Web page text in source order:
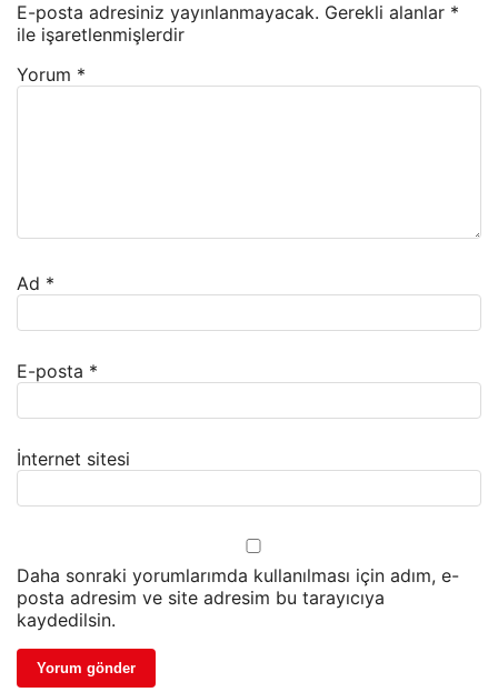
E-posta adresiniz yayınlanmayacak. Gerekli alanlar *
ile işaretlenmişlerdir
Yorum *
Ad *
E-posta *
İnternet sitesi
Daha sonraki yorumlarımda kullanılması için adım, e-
posta adresim ve site adresim bu tarayıcıya
kaydedilsin.